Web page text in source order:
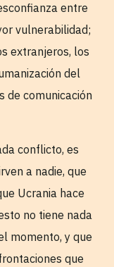
entre
vulnerabilidad;
extranjeros, los
del
de comunicación
conflicto, es
a nadie, que
Ucrania hace
no tiene nada
momento, y que
que